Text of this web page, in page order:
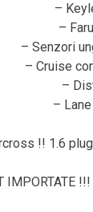
–
–
– Senzori
– Cruise
–
–
!! 1.6
IMPORTATE